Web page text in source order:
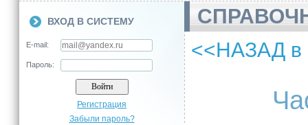
ВХОД В СИСТЕМУ
E-mail:
Пароль:
Регистрация
Забыли пароль?
<<НАЗАД в